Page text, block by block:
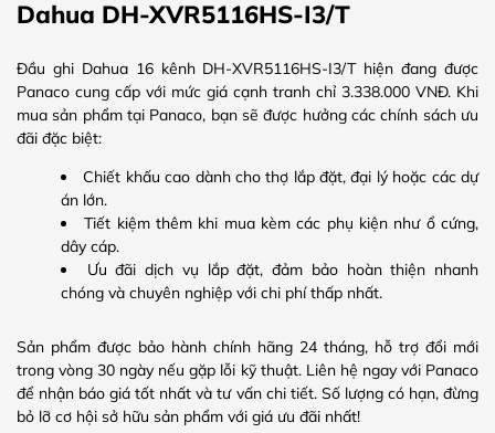
Dahua DH-XVR5116HS-I3/T
Đầu ghi Dahua 16 kênh DH-XVR5116HS-I3/T hiện đang được
Panaco cung cấp với mức giá cạnh tranh chỉ 3.338.000 VNĐ. Khi
mua sản phẩm tại Panaco, bạn sẽ được hưởng các chính sách ưu
đãi đặc biệt:
Chiết khấu cao dành cho thợ lắp đặt, đại lý hoặc các dự
án lớn.
Tiết kiệm thêm khi mua kèm các phụ kiện như ổ cứng,
dây cáp.
Ưu đãi dịch vụ lắp đặt, đảm bảo hoàn thiện nhanh
chóng và chuyên nghiệp với chi phí thấp nhất.
Sản phẩm được bảo hành chính hãng 24 tháng, hỗ trợ đổi mới
trong vòng 30 ngày nếu gặp lỗi kỹ thuật. Liên hệ ngay với Panaco
để nhận báo giá tốt nhất và tư vấn chi tiết. Số lượng có hạn, đừng
bỏ lỡ cơ hội sở hữu sản phẩm với giá ưu đãi nhất!